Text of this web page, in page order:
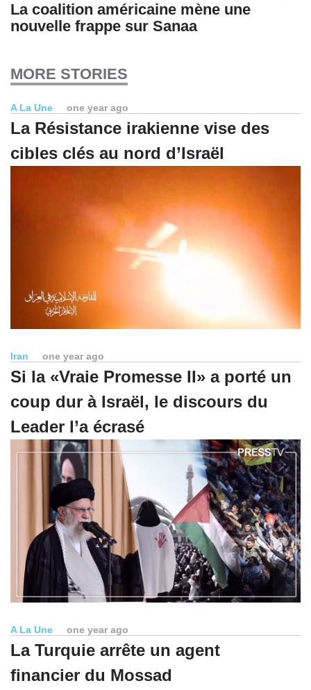
La coalition américaine mène une
nouvelle frappe sur Sanaa
MORE STORIES
A La Une one year ago
La Résistance irakienne vise des
cibles clés au nord d’Israël
Iran one year ago
Si la «Vraie Promesse II» a porté un
coup dur à Israël, le discours du
Leader l’a écrasé
A La Une one year ago
La Turquie arrête un agent
financier du Mossad